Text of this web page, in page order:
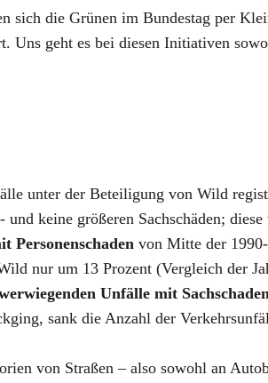
sich die Grü­nen im Bun­des­tag per
Uns geht es bei die­sen Initia­ti­ven
unter der Betei­li­gung von Wild
kei­ne grö­ße­ren Sach­schä­den;
Per­so­nen­scha­den von Mit­te der
nur um 13 Pro­zent (Ver­gleich der
Unfäl­le mit
sank die Anzahl der
von Stra­ßen – also sowohl an